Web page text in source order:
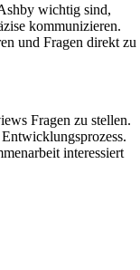
wichtig sind,
kommunizieren.
und Fragen direkt zu
Fragen zu stellen.
interessiert